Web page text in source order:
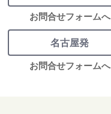
お問合せフォームへ
名古屋発
お問合せフォームへ